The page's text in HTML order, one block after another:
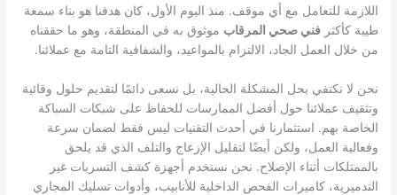
اللازمة للتعامل مع أي موقف. منذ اليوم الأول، كان هدفنا هو بناء سمعة
طيبة كأكثرفني صحي المرقاب موثوق به في المنطقة، وهو ما حققناه
من خلال العمل الجاد، الالتزام بالمواعيد، والشفافية التامة مع عملائنا.
نحن لا نكتفي بحل المشكلة الحالية، بل نسعى دائمًا لتقديم حلول وقائية
وتثقيف عملائنا حول أفضل الممارسات للحفاظ على شبكات السباكة
الخاصة بهم. استثمارنا في أحدث التقنيات ليس فقط لضمان سرعة
وفعالية العمل، ولكن أيضًا لتقليل الإزعاج والتلف الذي قد يلحق
بالممتلكات أثناء الإصلاح. نحن نستخدم أجهزة كشف التسربات غير
التدميرية، كاميرات الفحص الداخلية للأنابيب، وأدوات تسليك المجاري